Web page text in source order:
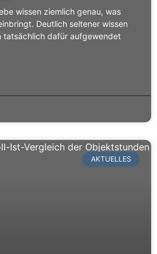
wissen ziemlich genau, was
Deutlich seltener wissen
tatsächlich dafür aufgewendet
AKTUELLES